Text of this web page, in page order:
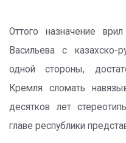
Оттого назначение
Васильева с казахско-
одной стороны,
Кремля сломать
десятков лет
главе республики